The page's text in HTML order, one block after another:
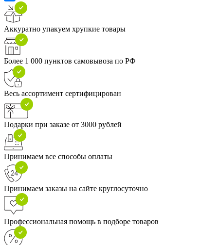
Аккуратно упакуем хрупкие товары
Более 1 000 пунктов самовывоза по РФ
Весь ассортимент сертифицирован
Подарки при заказе от 3000 рублей
Принимаем все способы оплаты
Принимаем заказы на сайте круглосуточно
Профессиональная помощь в подборе товаров